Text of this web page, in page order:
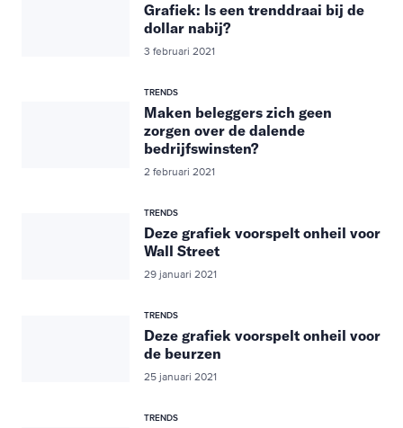
Grafiek: Is een trenddraai bij de
dollar nabij?
3 februari 2021
TRENDS
Maken beleggers zich geen
zorgen over de dalende
bedrijfswinsten?
2 februari 2021
TRENDS
Deze grafiek voorspelt onheil voor
Wall Street
29 januari 2021
TRENDS
Deze grafiek voorspelt onheil voor
de beurzen
25 januari 2021
TRENDS